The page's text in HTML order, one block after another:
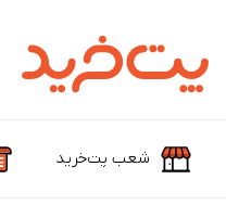
شعب پت‌خرید